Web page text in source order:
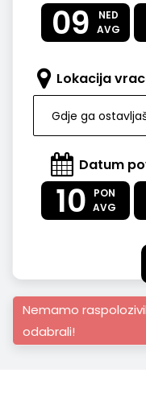
09
NED
AVG
Lokacija
Gdje ga
Datum
10
PON
AVG
Nemamo
odabrali!